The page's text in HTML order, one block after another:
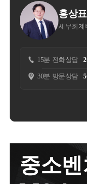
(3) 조세특례
제97조(장
자가 다음 각
배 이내의 토
써 발생하
다만, 「민간
월 1일 이후
사실이 없는
세를 면제한
하고 주택 취득과
제 1년 6개월 이상을
임대주택 특례의 직
당 주택의 전 소유
대차계약에 해당하
[법규과-3154]등록
차계약을 체결하여
해당 임대차계약은
에 따른 직전 임대
실관계○
매회원(음식점)이
달하는 방식으로 신
를 수취하여 판매회
000원(이하 ‘구독료
소주문금액(00,000
태 불문)를 전액 할
고･납부하고 있음
한 배달료 할인액은
원은 배달료를 제외
(시작일)을 파악하
업자등록일부터 기
단하시면 주택임대
하실 수도 있습니
을 적용받기 위한
니다.&lt;민감임대
❶ 지자체 임대사업
대개시일국세(양도
이상인지 등을 확
대사업자 등록 이후
하고 지자체 주택임
예약하기
예약하기
중소